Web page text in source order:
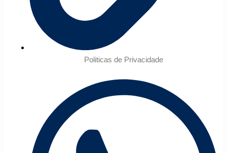
Politicas de Privacidade